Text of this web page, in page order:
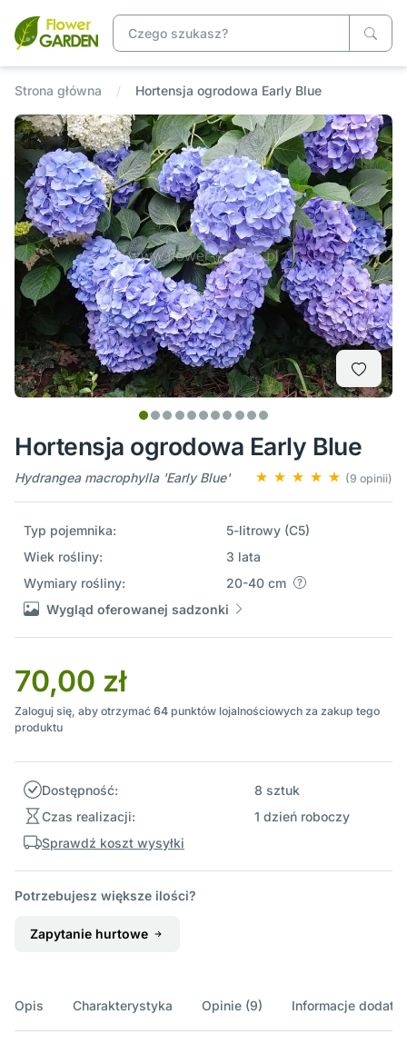
Strona główna Hortensja ogrodowa Early Blue
Hortensja ogrodowa Early Blue
Hydrangea macrophylla 'Early Blue' (9 opinii)
Typ pojemnika:
5-litrowy (C5)
Wiek rośliny:
3 lata
Wymiary rośliny:
20-40 cm
Wygląd oferowanej sadzonki
70,00 zł
Zaloguj się, aby otrzymać 64 punktów lojalnościowych za zakup tego
produktu
Dostępność:
8 sztuk
Czas realizacji:
1 dzień roboczy
Sprawdź koszt wysyłki
Potrzebujesz większe ilości?
Zapytanie hurtowe
Opis Charakterystyka Opinie (9) Informacje